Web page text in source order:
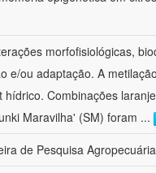
morfofisiológicas,
e/ou adaptação. A
Combinações
Maravilha' (SM) foram ...
de Pesquisa